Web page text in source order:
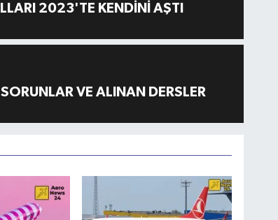
2023'TE KENDİNİ AŞTI
VE ALINAN DERSLER